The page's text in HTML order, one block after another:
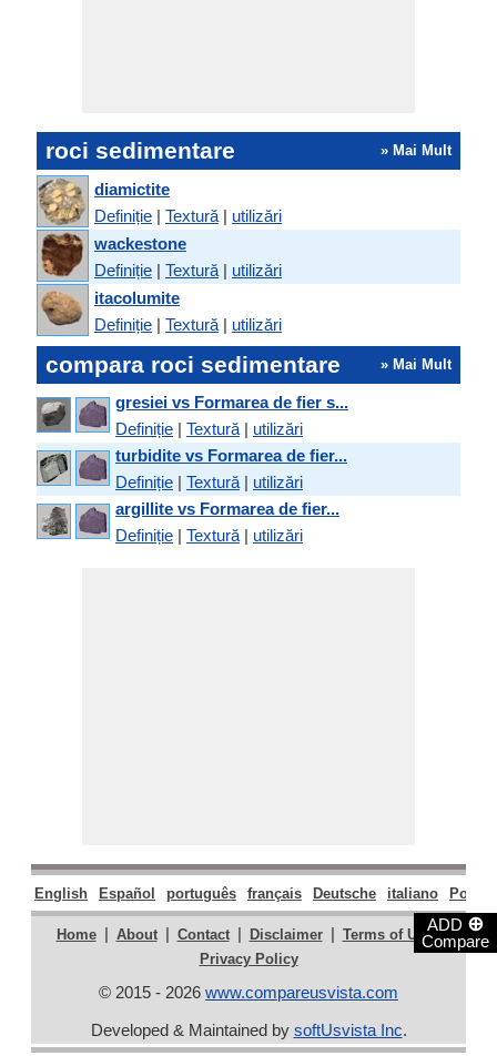
ADD ⊕
Compare
roci sedimentare » Mai Mult
diamictite
Definiție | Textură | utilizări
wackestone
Definiție | Textură | utilizări
itacolumite
Definiție | Textură | utilizări
compara roci sedimentare » Mai Mult
gresiei vs Formarea de fier s...
Definiție | Textură | utilizări
turbidite vs Formarea de fier...
Definiție | Textură | utilizări
argillite vs Formarea de fier...
Definiție | Textură | utilizări
English Español português français Deutsche italiano
Home | About | Contact | Disclaimer | Terms of Use |
Privacy Policy
© 2015 - 2026 www.compareusvista.com
Developed & Maintained by softUsvista Inc.